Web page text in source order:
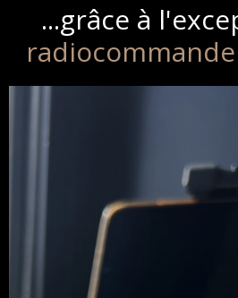
...grâce à
radiocommande